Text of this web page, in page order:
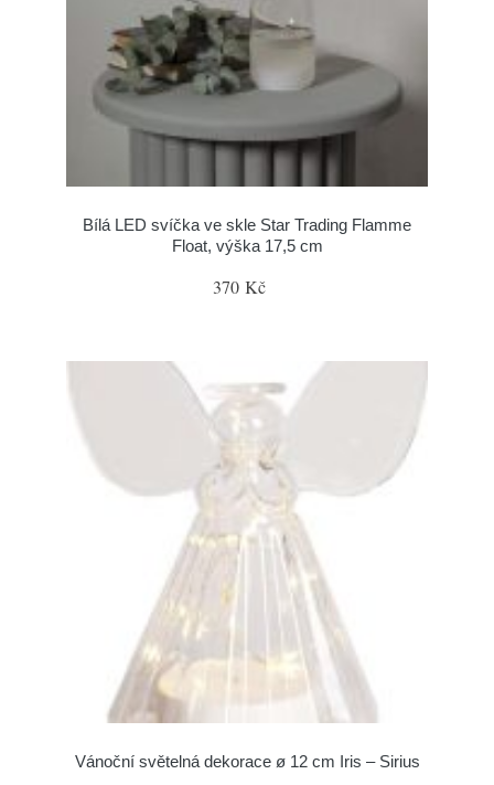
Bílá LED svíčka ve skle Star Trading Flamme
Float, výška 17,5 cm
370 Kč
Vánoční světelná dekorace ø 12 cm Iris – Sirius